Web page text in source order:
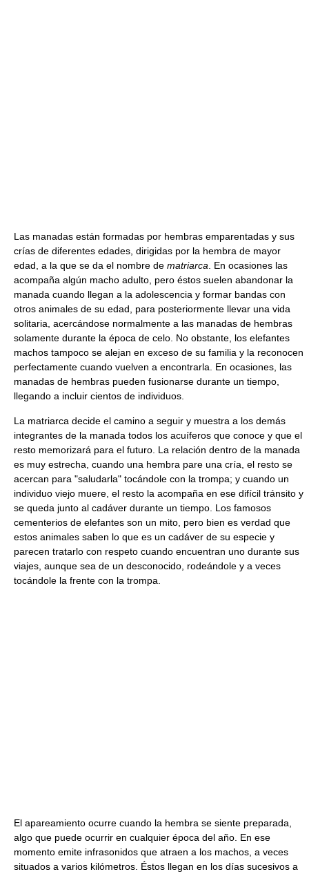
Las manadas están formadas por hembras emparentadas y sus
crías de diferentes edades, dirigidas por la hembra de mayor
edad, a la que se da el nombre de matriarca . En ocasiones las
acompaña algún macho adulto, pero éstos suelen abandonar la
manada cuando llegan a la adolescencia y formar bandas con
otros animales de su edad, para posteriormente llevar una vida
solitaria, acercándose normalmente a las manadas de hembras
solamente durante la época de celo. No obstante, los elefantes
machos tampoco se alejan en exceso de su familia y la reconocen
perfectamente cuando vuelven a encontrarla. En ocasiones, las
manadas de hembras pueden fusionarse durante un tiempo,
llegando a incluir cientos de individuos.
La matriarca decide el camino a seguir y muestra a los demás
integrantes de la manada todos los acuíferos que conoce y que el
resto memorizará para el futuro. La relación dentro de la manada
es muy estrecha, cuando una hembra pare una cría, el resto se
acercan para "saludarla" tocándole con la trompa; y cuando un
individuo viejo muere, el resto la acompaña en ese difícil tránsito y
se queda junto al cadáver durante un tiempo. Los famosos
cementerios de elefantes son un mito, pero bien es verdad que
estos animales saben lo que es un cadáver de su especie y
parecen tratarlo con respeto cuando encuentran uno durante sus
viajes, aunque sea de un desconocido, rodeándole y a veces
tocándole la frente con la trompa.
El apareamiento ocurre cuando la hembra se siente preparada,
algo que puede ocurrir en cualquier época del año. En ese
momento emite infrasonidos que atraen a los machos, a veces
situados a varios kilómetros. Éstos llegan en los días sucesivos a